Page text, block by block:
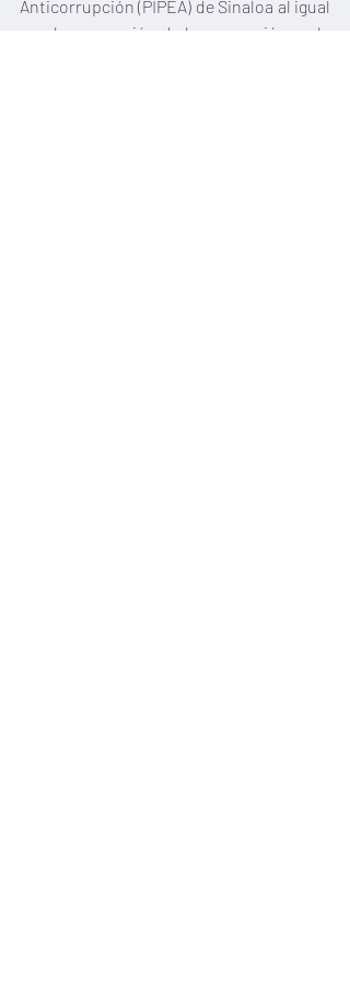
Anticorrupción (PIPEA) de Sinaloa al igual
que la prevención de la corrupción en la